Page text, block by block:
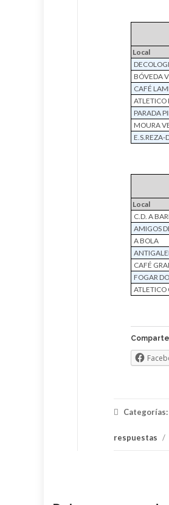
Local
BÓVEDA
CAFÉ
ATLETICO
PARADA
MOURA
E.S.REZA-
Local
C.D. A
AMIGOS
A BOLA
CAFÉ
FOGAR
ATLETICO
Categorías:
respuestas /